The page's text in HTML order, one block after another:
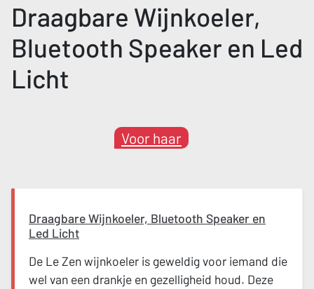
Draagbare Wijnkoeler,
Bluetooth Speaker en Led
Licht
Voor haar
Draagbare Wijnkoeler, Bluetooth Speaker en
Led Licht
De Le Zen wijnkoeler is geweldig voor iemand die
wel van een drankje en gezelligheid houd. Deze